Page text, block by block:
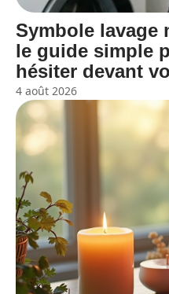
Symbole lavage
le guide simple
hésiter devant
4 août 2026